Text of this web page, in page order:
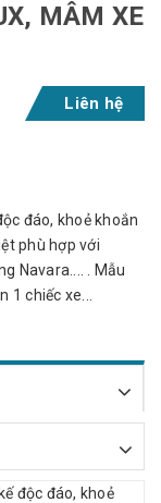
MÂM XE
Liên hệ
đáo, khoẻ khoắn
phù hợp với
Navara.... . Mẫu
chiếc xe...
độc đáo, khoẻ